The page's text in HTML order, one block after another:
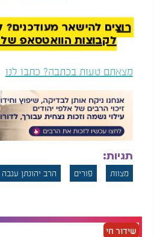
ומדוע
רוצים להישאר
לקבוצות הוואטסאפ של ערוץ
מצאתם טעות בכתבה? כתבו לנו
תגיות:
מצוות פורים הרב יהונתן ענבה
שידור חי